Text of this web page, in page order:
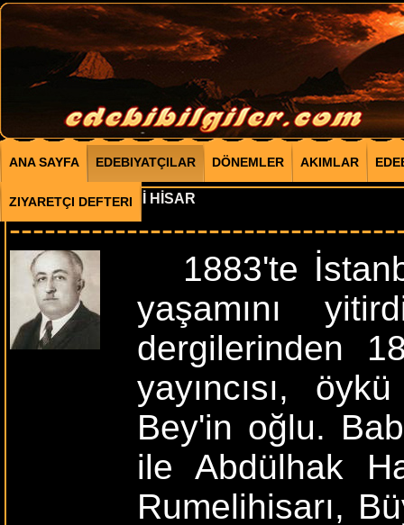
ANA SAYFA EDEBIYATÇILAR DÖNEMLER AKIMLAR
ZIYARETÇI DEFTERI
ABDÜLHAK ŞİNASİ HİSAR
1883'te
yaşamını
dergilerinden
yayıncısı,
Bey'in oğlu.
ile Abdülhak
Rumelihisarı,